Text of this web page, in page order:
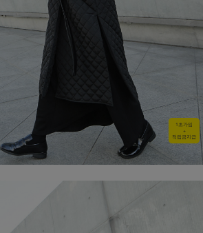
1초가입
+
적립금지급